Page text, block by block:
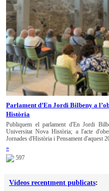
Parlament d’En Jordi Bilbeny a
Història
Publiquem el parlament d'En Jordi
Universitat Nova Història; a l'acte
Jornades d'Història i Pensament d'aquest
»
597
Vídeos recentment publicats: